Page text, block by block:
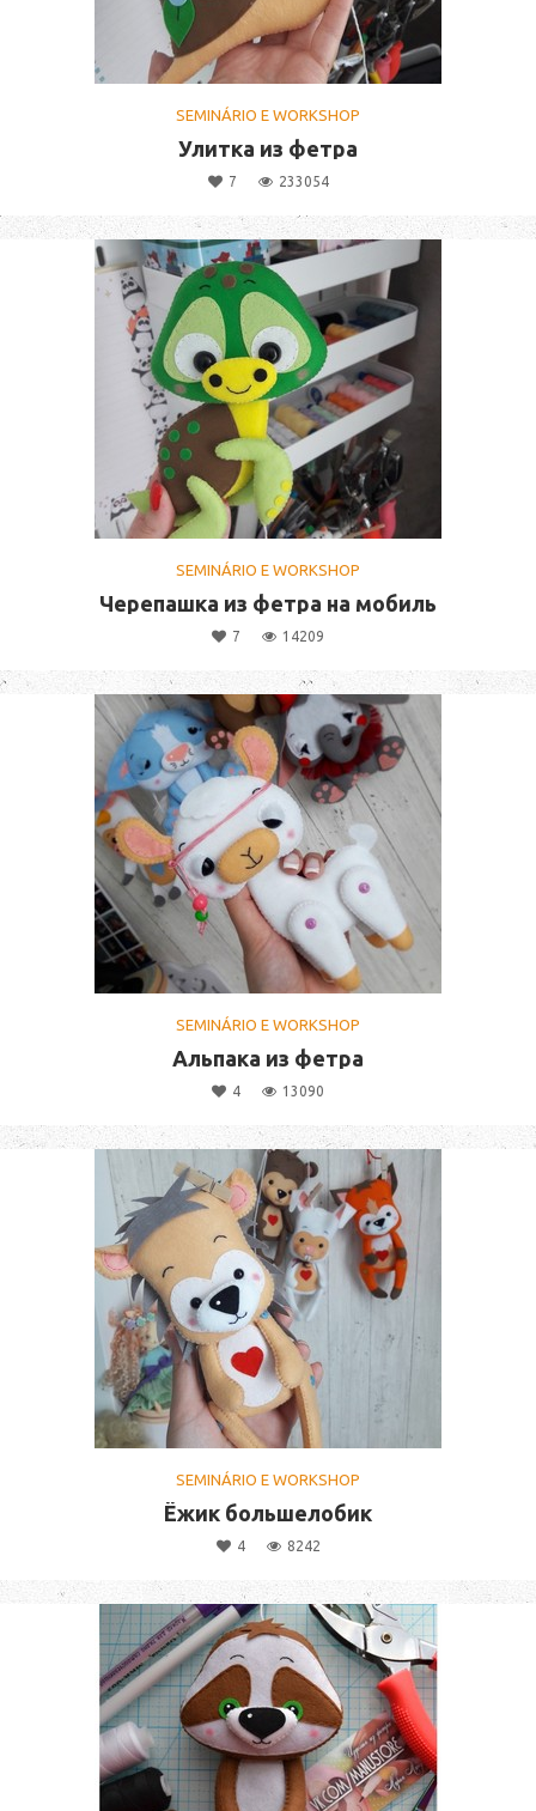
SEMINÁRIO E WORKSHOP
Улитка из фетра
7 233054
SEMINÁRIO E WORKSHOP
Черепашка из фетра на мобиль
7 14209
SEMINÁRIO E WORKSHOP
Альпака из фетра
4 13090
SEMINÁRIO E WORKSHOP
Ёжик большелобик
4 8242